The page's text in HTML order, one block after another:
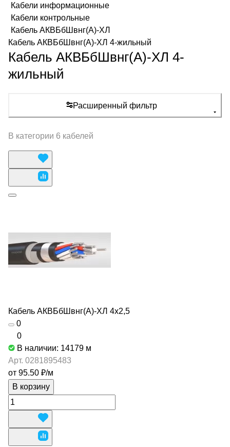
Кабели информационные
Кабели контрольные
Кабель АКВБбШвнг(А)-ХЛ
Кабель АКВБбШвнг(А)-ХЛ 4-жильный
Кабель АКВБбШвнг(А)-ХЛ 4-
жильный
Расширенный фильтр
В категории 6 кабелей
Кабель АКВБбШвнг(А)-ХЛ 4х2,5
0
0
В наличии: 14179 м
Арт. 0281895483
от 95.50 ₽/м
В корзину